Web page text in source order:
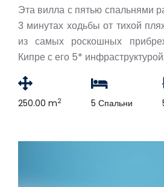
Эта вилла с пятью спальнями
3 минутах ходьбы от тихой
из самых роскошных
Кипре с его 5* инфраструктурой.
250.00 m2 5 Спальни